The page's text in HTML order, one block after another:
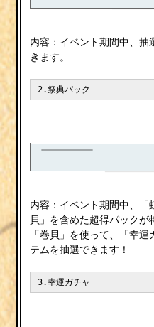
内容：イベント期間中、
きます。
2.祭典パック
内容：イベント期間中、
貝」を含めた超得パックが
「巻貝」を使って、「幸
テムを抽選できます！
3.幸運ガチャ